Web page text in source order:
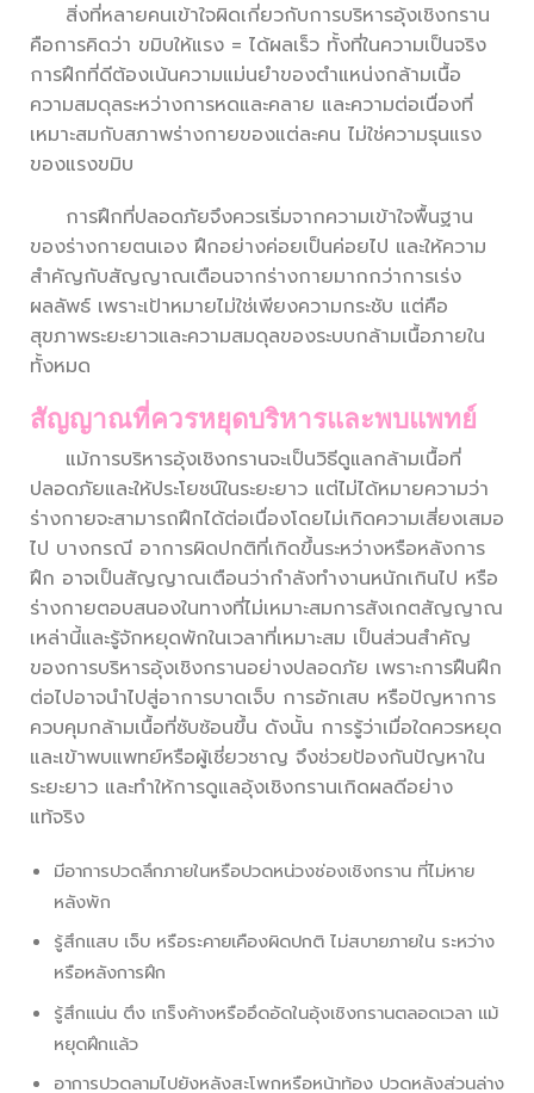
สิ่งที่หลายคนเข้าใจผิดเกี่ยวกับการบริหารอุ้งเชิงกราน
คือการคิดว่า ขมิบให้แรง = ได้ผลเร็ว ทั้งที่ในความเป็นจริง
การฝึกที่ดีต้องเน้นความแม่นยำของตำแหน่งกล้ามเนื้อ
ความสมดุลระหว่างการหดและคลาย และความต่อเนื่องที่
เหมาะสมกับสภาพร่างกายของแต่ละคน ไม่ใช่ความรุนแรง
ของแรงขมิบ
การฝึกที่ปลอดภัยจึงควรเริ่มจากความเข้าใจพื้นฐาน
ของร่างกายตนเอง ฝึกอย่างค่อยเป็นค่อยไป และให้ความ
สำคัญกับสัญญาณเตือนจากร่างกายมากกว่าการเร่ง
ผลลัพธ์ เพราะเป้าหมายไม่ใช่เพียงความกระชับ แต่คือ
สุขภาพระยะยาวและความสมดุลของระบบกล้ามเนื้อภายใน
ทั้งหมด
สัญญาณที่ควรหยุดบริหารและพบแพทย์
แม้การบริหารอุ้งเชิงกรานจะเป็นวิธีดูแลกล้ามเนื้อที่
ปลอดภัยและให้ประโยชน์ในระยะยาว แต่ไม่ได้หมายความว่า
ร่างกายจะสามารถฝึกได้ต่อเนื่องโดยไม่เกิดความเสี่ยงเสมอ
ไป บางกรณี อาการผิดปกติที่เกิดขึ้นระหว่างหรือหลังการ
ฝึก อาจเป็นสัญญาณเตือนว่ากำลังทำงานหนักเกินไป หรือ
ร่างกายตอบสนองในทางที่ไม่เหมาะสมการสังเกตสัญญาณ
เหล่านี้และรู้จักหยุดพักในเวลาที่เหมาะสม เป็นส่วนสำคัญ
ของการบริหารอุ้งเชิงกรานอย่างปลอดภัย เพราะการฝืนฝึก
ต่อไปอาจนำไปสู่อาการบาดเจ็บ การอักเสบ หรือปัญหาการ
ควบคุมกล้ามเนื้อที่ซับซ้อนขึ้น ดังนั้น การรู้ว่าเมื่อใดควรหยุด
และเข้าพบแพทย์หรือผู้เชี่ยวชาญ จึงช่วยป้องกันปัญหาใน
ระยะยาว และทำให้การดูแลอุ้งเชิงกรานเกิดผลดีอย่าง
แท้จริง
มีอาการปวดลึกภายในหรือปวดหน่วงช่องเชิงกราน ที่ไม่หาย
หลังพัก
รู้สึกแสบ เจ็บ หรือระคายเคืองผิดปกติ ไม่สบายภายใน ระหว่าง
หรือหลังการฝึก
รู้สึกแน่น ตึง เกร็งค้างหรืออึดอัดในอุ้งเชิงกรานตลอดเวลา แม้
หยุดฝึกแล้ว
อาการปวดลามไปยังหลังสะโพกหรือหน้าท้อง ปวดหลังส่วนล่าง